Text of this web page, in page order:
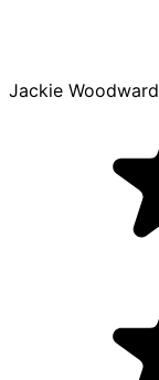
Jackie Woodward